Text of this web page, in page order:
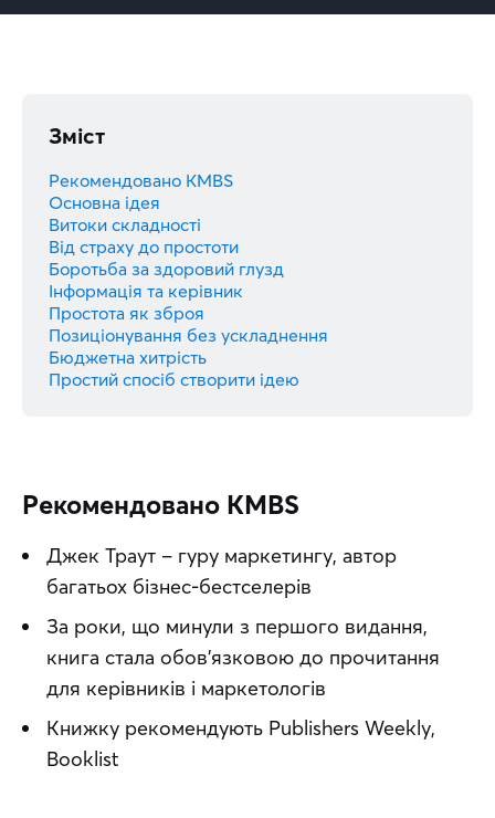
Зміст
Рекомендовано KMBS
Основна ідея
Витоки складності
Від страху до простоти
Боротьба за здоровий глузд
Інформація та керівник
Простота як зброя
Позиціонування без ускладнення
Бюджетна хитрість
Простий спосіб створити ідею
Рекомендовано KMBS
Джек Траут – гуру маркетингу, автор
багатьох бізнес-бестселерів
За роки, що минули з першого видання,
книга стала обов’язковою до прочитання
для керівників і маркетологів
Книжку рекомендують Publishers Weekly,
Booklist